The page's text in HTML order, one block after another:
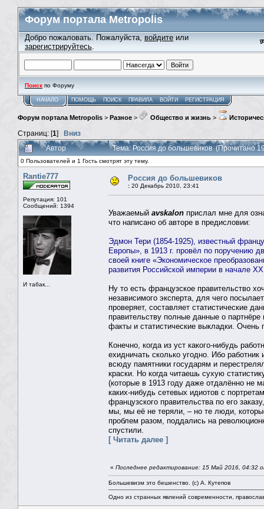
Форум портала Metropolis
Добро пожаловать. Пожалуйста, войдите или
зарегистрируйтесь.
Поиск по Форуму
НАЧАЛО ПОМОЩЬ ПОИСК ПРАВИЛА ВОЙТИ РЕГИСТРАЦИЯ
Форум портала Metropolis > Разное > Общество и жизнь >
Страниц: [1]
Вниз
Автор
Тема: Россия до большевиков (Прочитано
0 Пользователей и 1 Гость смотрят эту тему.
Rantie777
Репутация: 101
Сообщений: 1394
И табак...
Россия до большевиков
: 20 Декабрь 2010, 23:41
Уважаемый avskalon прислал мне для
что написано об авторе в предисловии:
Эдмон Тери (1854-1925), известный
Европы», в 1913 г. провёл по поручению
своей книге «Экономическое
развития Российской империи в начале
Ну то есть французское правительство
независимого эксперта, для чего
проверяет, составляет статистические
правительству полные данные о
факты и статистические выкладки.
Конечно, когда из уст какого-нибудь
ехидничать сколько угодно. Ибо
всюду памятники государям и
краски. Но когда читаешь сухую
(которые в 1913 году даже отдалённо не
каких-нибудь сетевых идиотов с
французского правительства по его
мы, мы её не теряли, – но те люди,
проблем разом, поддались на
спустили.
[ Читать далее ]
« Последнее редактирование: 15 Май 2016, 04:32
Большевизм это бешенство. (с) А. Кутепов
Одно из странных явлений современности,